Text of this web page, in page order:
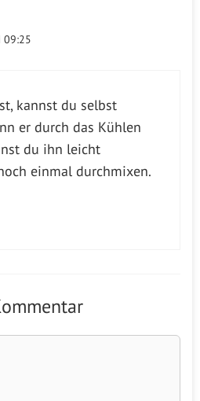
09:25
kannst du selbst
er durch das Kühlen
du ihn leicht
einmal durchmixen.